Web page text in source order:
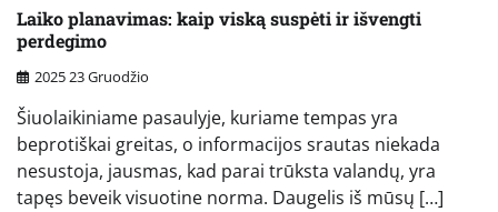
Laiko planavimas: kaip viską suspėti ir išvengti
perdegimo
2025 23 Gruodžio
Šiuolaikiniame pasaulyje, kuriame tempas yra
beprotiškai greitas, o informacijos srautas niekada
nesustoja, jausmas, kad parai trūksta valandų, yra
tapęs beveik visuotine norma. Daugelis iš mūsų […]